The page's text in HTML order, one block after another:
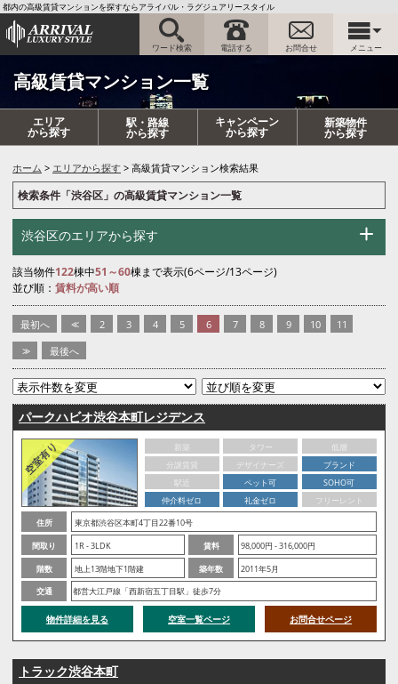
都内の高級賃貸マンションを探すならアライバル・ラグジュアリースタイル
ワード検索 電話する お問合せ メニュー
高級賃貸マンション一覧
エリア
から探す
駅・路線
から探す
キャンペーン
から探す
新築物件
から探す
ホーム エリアから探す 高級賃貸マンション検索結果
検索条件「渋谷区」の高級賃貸マンション一覧
渋谷区のエリアから探す
該当物件122棟中51～60棟まで表示(6ページ/13ページ)
並び順： 賃料が高い順
最初へ << 2 3 4 5 6 7 8 9 10
11
>>
最後へ
パークハビオ渋谷本町レジデンス
新築 タワー
低層
分譲賃貸
デザイナーズ
ブランド
駅近
ペット可
SOHO可
仲介料ゼロ
礼金ゼロ
フリーレント
住所
東京都渋谷区本町4丁目22番10号
間取り
1R - 3LDK 賃料
98,000円 - 316,000円
階数
地上13階地下1階建 築年数
2011年5月
交通
都営大江戸線「西新宿五丁目駅」徒歩7分
物件詳細を見る 空室一覧ページ お問合せページ
トラック渋谷本町